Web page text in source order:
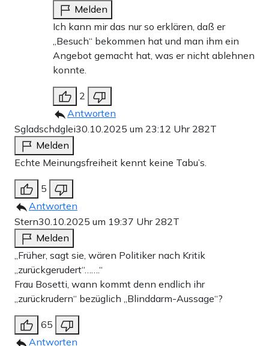
Melden
Ich kann mir das nur so erklären, daß er
„Besuch“ bekommen hat und man ihm ein
Angebot gemacht hat, was er nicht ablehnen
konnte.
2
Antworten
Sgladschdglei30.10.2025 um 23:12 Uhr 282T
Melden
Echte Meinungsfreiheit kennt keine Tabu’s.
5
Antworten
Stern30.10.2025 um 19:37 Uhr 282T
Melden
„Früher, sagt sie, wären Politiker nach Kritik
„zurückgerudert“…….“
Frau Bosetti, wann kommt denn endlich ihr
„zurückrudern“ bezüglich „Blinddarm-Aussage“?
65
Antworten